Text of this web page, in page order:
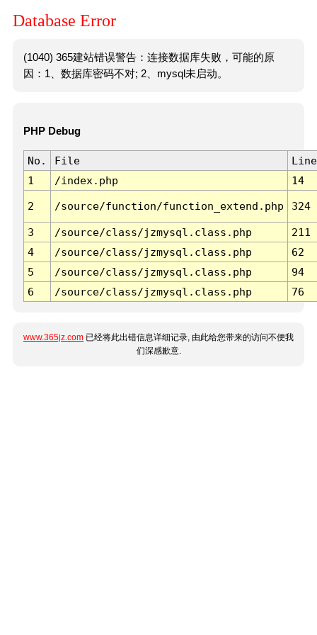
Database Error
(1040) 365建站错误警告：连接数据库失败，可能的原
因：1、数据库密码不对; 2、mysql未启动。
PHP Debug
No. File
Line
1
/index.php 14
2 /source/function/function_extend.php 324
3 /source/class/jzmysql.class.php
211
4
/source/class/jzmysql.class.php
62
5
/source/class/jzmysql.class.php
94
6
/source/class/jzmysql.class.php 76
www.365jz.com 已经将此出错信息详细记录, 由此给您带来的访问不便我
们深感歉意.